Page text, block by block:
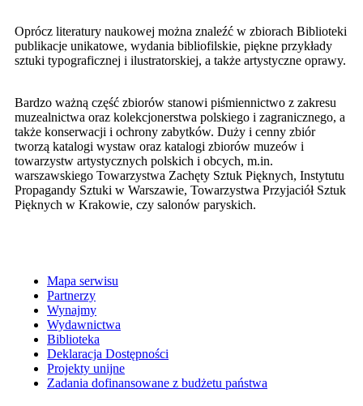
Oprócz literatury naukowej można znaleźć w zbiorach Biblioteki
publikacje unikatowe, wydania bibliofilskie, piękne przykłady
sztuki typograficznej i ilustratorskiej, a także artystyczne oprawy.
Bardzo ważną część zbiorów stanowi piśmiennictwo z zakresu
muzealnictwa oraz kolekcjonerstwa polskiego i zagranicznego, a
także konserwacji i ochrony zabytków. Duży i cenny zbiór
tworzą katalogi wystaw oraz katalogi zbiorów muzeów i
towarzystw artystycznych polskich i obcych, m.in.
warszawskiego Towarzystwa Zachęty Sztuk Pięknych, Instytutu
Propagandy Sztuki w Warszawie, Towarzystwa Przyjaciół Sztuk
Pięknych w Krakowie, czy salonów paryskich.
Mapa serwisu
Partnerzy
Wynajmy
Wydawnictwa
Biblioteka
Deklaracja Dostępności
Projekty unijne
Zadania dofinansowane z budżetu państwa